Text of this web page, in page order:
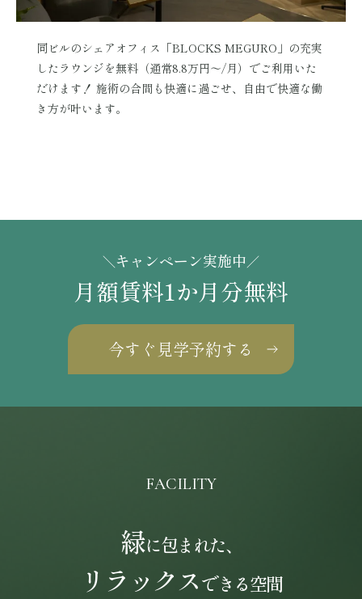
同ビルのシェアオフィス「BLOCKS MEGURO」の充実
したラウンジを無料（通常8.8万円～/月）でご利用いた
だけます！ 施術の合間も快適に過ごせ、自由で快適な働
き方が叶います。
＼キャンペーン実施中／
月額賃料1か月分無料
今すぐ見学予約する
FACILITY
緑に包まれた、
リラックスできる空間